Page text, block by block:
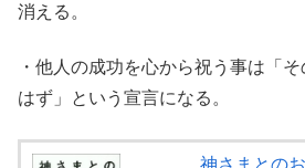
消える。
・他人の成功を心から祝う事は「
はず」という宣言になる。
神さまとの